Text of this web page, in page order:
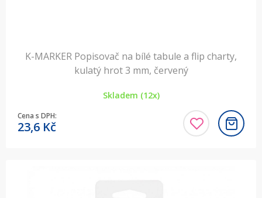
K-MARKER Popisovač na bílé tabule a flip charty,
kulatý hrot 3 mm, červený
Skladem (12x)
Cena s DPH:
23,6 Kč